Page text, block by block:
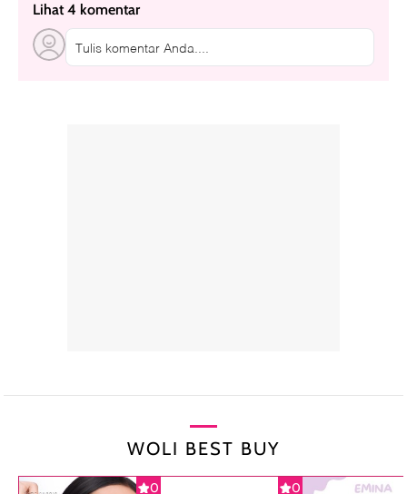
Lihat 4 komentar
Tulis komentar Anda....
WOLI BEST BUY
0 0